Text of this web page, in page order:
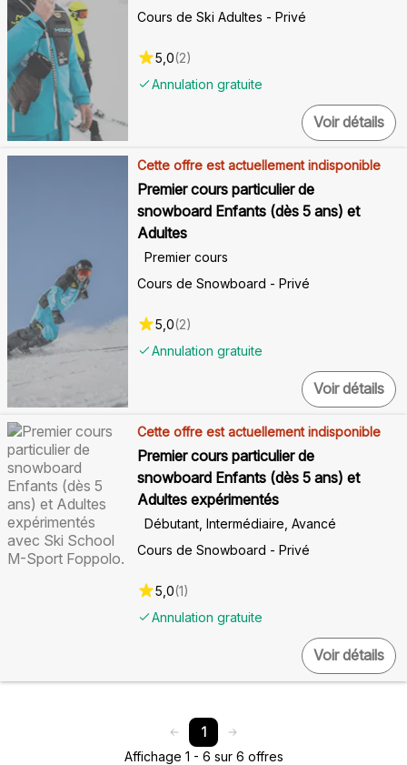
Cours de Ski Adultes - Privé
Annulation gratuite
5,0(2)
Voir détails
Cette offre est actuellement indisponible
Premier cours particulier de
snowboard Enfants (dès 5 ans) et
Adultes
Cours de Snowboard - Privé
Premier cours
Annulation gratuite
5,0(2)
Voir détails
Cette offre est actuellement indisponible
Premier cours particulier de
snowboard Enfants (dès 5 ans) et
Adultes expérimentés
Cours de Snowboard - Privé
Débutant, Intermédiaire, Avancé
Annulation gratuite
5,0(1)
Voir détails
1
Affichage 1 - 6 sur 6 offres